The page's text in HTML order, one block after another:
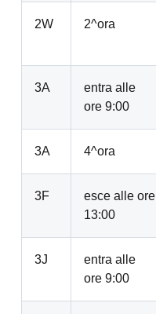
2W 2^ora
3A
entra alle
ore 9:00
3A 4^ora
3F
esce alle ore
13:00
3J
entra alle
ore 9:00